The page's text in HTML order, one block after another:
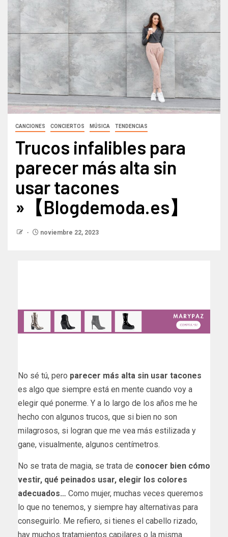
CANCIONES CONCIERTOS MÚSICA TENDENCIAS
Trucos infalibles para
parecer más alta sin
usar tacones
»【Blogdemoda.es】
noviembre 22, 2023
No sé tú, pero parecer más alta sin usar tacones
es algo que siempre está en mente cuando voy a
elegir qué ponerme. Y a lo largo de los años me he
hecho con algunos trucos, que si bien no son
milagrosos, si logran que me vea más estilizada y
gane, visualmente, algunos centímetros.
No se trata de magia, se trata de conocer bien cómo
vestir, qué peinados usar, elegir los colores
adecuados… Como mujer, muchas veces queremos
lo que no tenemos, y siempre hay alternativas para
conseguirlo. Me refiero, si tienes el cabello rizado,
hay muchos tratamientos capilares o la misma